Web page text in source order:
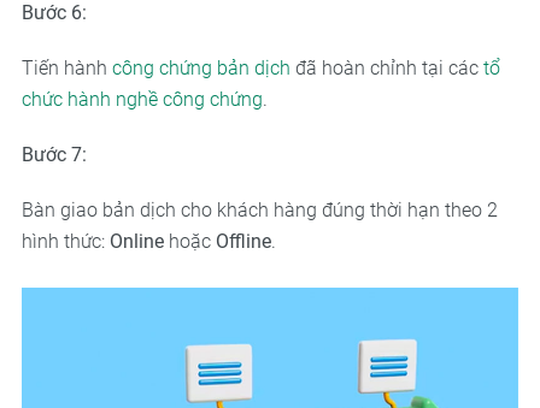
Bước 6:
Tiến hành công chứng bản dịch đã hoàn chỉnh tại các tổ
chức hành nghề công chứng.
Bước 7:
Bàn giao bản dịch cho khách hàng đúng thời hạn theo 2
hình thức: Onlinehoặc Offline.